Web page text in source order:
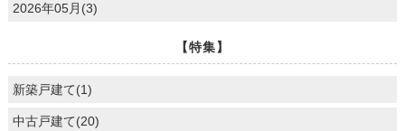
2026年05月(3)
【特集】
新築戸建て(1)
中古戸建て(20)